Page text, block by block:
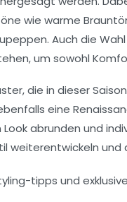
wie warme
Auch die
um sowohl
, die in dieser
eine
abrunden und
weiterentwickeln